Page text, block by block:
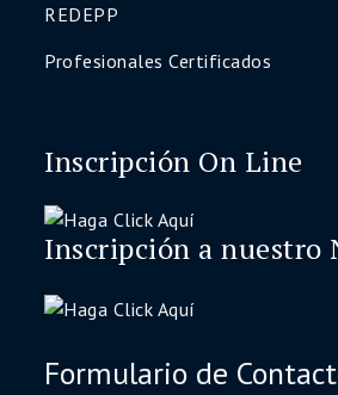
REDEPP
Profesionales Certificados
Inscripción On Line
Inscripción a nuestro
Formulario de